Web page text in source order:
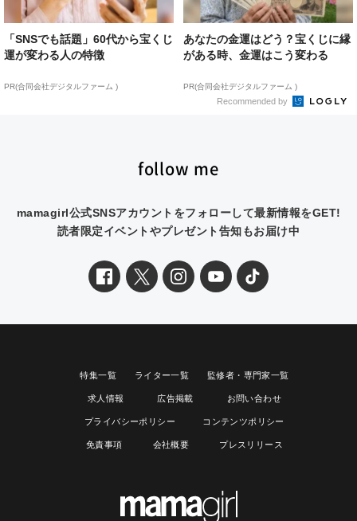
「SNSでも話題」60代から宝くじ
運が変わる人の特徴
PR(合同会社デジタルファーム )
あなたの金運はどう？宝くじに縁
がある時、金運はこう変わる
PR(合同会社デジタルファーム )
Recommended by
follow me
mamagirl公式SNSアカウントをフォローして最新情報をGET!
読者限定イベントやプレゼント告知もお届け中
特集一覧 ライター一覧 監修者・専門家一覧
求人情報 広告掲載 お問い合わせ
プライバシーポリシー コンテンツポリシー
免責事項 会社概要 プレスリリース